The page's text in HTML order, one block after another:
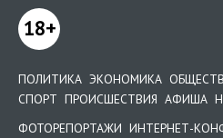
18+
ПОЛИТИКА ЭКОНОМИКА
СПОРТ ПРОИСШЕСТВИЯ АФИША
ФОТОРЕПОРТАЖИ ИНТЕРНЕТ-